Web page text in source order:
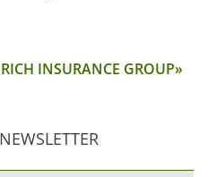
INSURANCE GROUP»